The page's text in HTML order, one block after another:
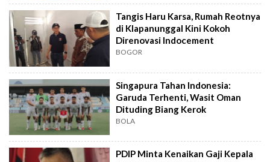
Tangis Haru Karsa, Rumah Reotnya
di Klapanunggal Kini Kokoh
Direnovasi Indocement
BOGOR
Singapura Tahan Indonesia:
Garuda Terhenti, Wasit Oman
Dituding Biang Kerok
BOLA
PDIP Minta Kenaikan Gaji Kepala